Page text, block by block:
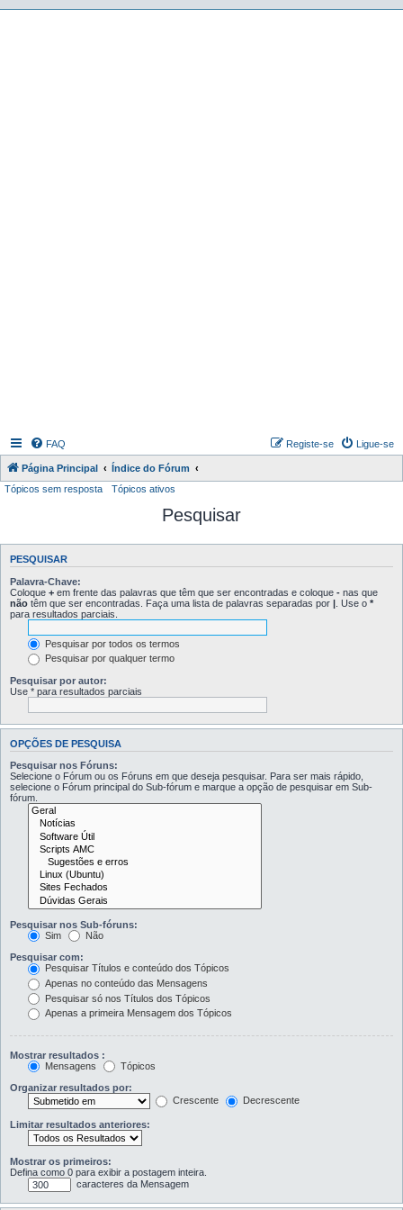
FAQ Ligue-se
Registe-se
Página Principal
Índice do Fórum
Tópicos sem resposta
Tópicos ativos
Pesquisar
PESQUISAR
Palavra-Chave:
Coloque + em frente das palavras que têm que ser encontradas e coloque - nas que
não têm que ser encontradas. Faça uma lista de palavras separadas por | . Use o *
para resultados parciais.
Pesquisar por todos os termos
Pesquisar por qualquer termo
Pesquisar por autor:
Use * para resultados parciais
OPÇÕES DE PESQUISA
Pesquisar nos Fóruns:
Selecione o Fórum ou os Fóruns em que deseja pesquisar. Para ser mais rápido,
selecione o Fórum principal do Sub-fórum e marque a opção de pesquisar em Sub-
fórum.
Pesquisar nos Sub-fóruns:
Sim
Não
Pesquisar com:
Pesquisar Títulos e conteúdo dos Tópicos
Apenas no conteúdo das Mensagens
Pesquisar só nos Títulos dos Tópicos
Apenas a primeira Mensagem dos Tópicos
Mostrar resultados :
Mensagens
Tópicos
Organizar resultados por:
Crescente
Decrescente
Limitar resultados anteriores:
Mostrar os primeiros:
Defina como 0 para exibir a postagem inteira.
caracteres da Mensagem